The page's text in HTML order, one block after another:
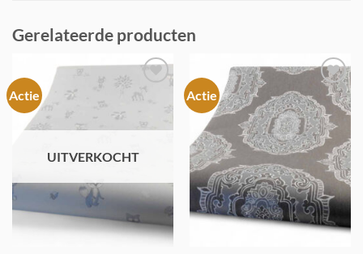
Gerelateerde producten
Actie
Toevoegen
verlanglijst
UITVERKOCHT
Actie
Toevoegen
aan
verlanglijst